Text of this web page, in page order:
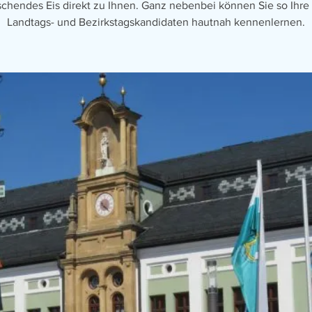
Eis direkt zu Ihnen. Ganz nebenbei können Sie so Ihre
Landtags- und Bezirkstagskandidaten hautnah kennenlernen.